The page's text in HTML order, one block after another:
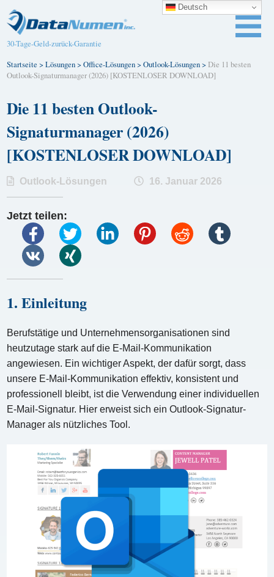
30-Tage-Geld-zurück-Garantie
Startseite >Lösungen>Office-Lösungen>Outlook-Lösungen>Die 11 besten
Outlook-Signaturmanager (2026) [KOSTENLOSER DOWNLOAD]
Die 11 besten Outlook-
Signaturmanager (2026)
[KOSTENLOSER DOWNLOAD]
Outlook-Lösungen 16. Januar 2026
Jetzt teilen:
1. Einleitung
Berufstätige und Unternehmensorganisationen sind
heutzutage stark auf die E-Mail-Kommunikation
angewiesen. Ein wichtiger Aspekt, der dafür sorgt, dass
unsere E-Mail-Kommunikation effektiv, konsistent und
professionell bleibt, ist die Verwendung einer individuellen
E-Mail-Signatur. Hier erweist sich ein Outlook-Signatur-
Manager als nützliches Tool.
Deutsch